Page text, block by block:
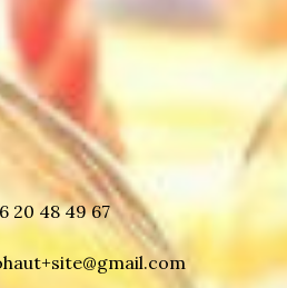
20 48 49 67